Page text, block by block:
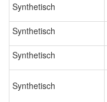
Synthetisch
Synthetisch
Synthetisch
Synthetisch